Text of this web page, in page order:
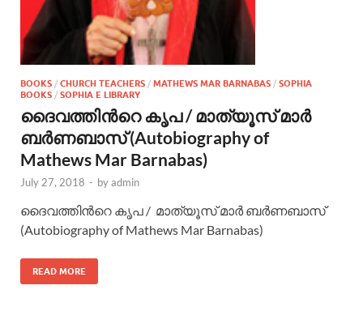
BOOKS / CHURCH TEACHERS / MATHEWS MAR BARNABAS / SOPHIA
BOOKS / SOPHIA E LIBRARY
ദൈവത്തിന്‍റെ കൃപ / മാത്യൂസ് മാര്‍
ബര്‍ണബാസ് (Autobiography of
Mathews Mar Barnabas)
July 27, 2018 - byadmin
ദൈവത്തിന്‍റെ കൃപ / മാത്യൂസ് മാര്‍ ബര്‍ണബാസ്
(Autobiography of Mathews Mar Barnabas)
READ MORE